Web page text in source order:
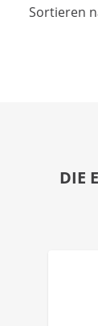
Sortieren
DIE